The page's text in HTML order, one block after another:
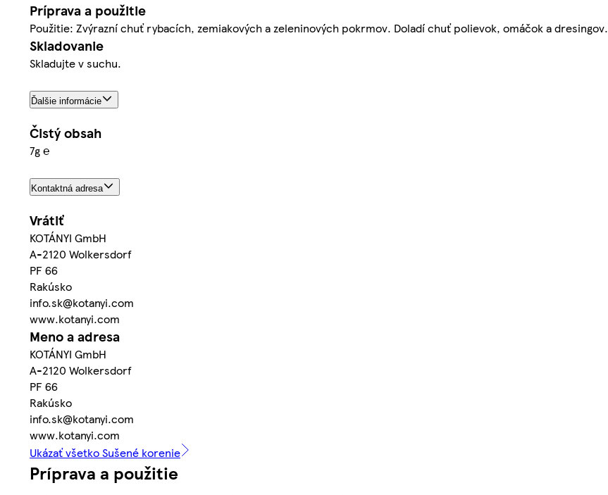
Príprava a použitie
Použitie: Zvýrazní chuť rybacích, zemiakových a zeleninových pokrmov. Doladí chuť polievok, omáčok a dresingov.
Skladovanie
Skladujte v suchu.
Ďalšie informácie
Čistý obsah
7g ℮
Kontaktná adresa
Vrátiť
KOTÁNYI GmbH
A-2120 Wolkersdorf
PF 66
Rakúsko
info.sk@kotanyi.com
www.kotanyi.com
Meno a adresa
KOTÁNYI GmbH
A-2120 Wolkersdorf
PF 66
Rakúsko
info.sk@kotanyi.com
www.kotanyi.com
Ukázať všetko Sušené korenie
Príprava a použitie